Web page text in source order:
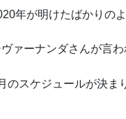
年が明けたばかりの
ヴァーナンダさんが言
のスケジュールが決ま